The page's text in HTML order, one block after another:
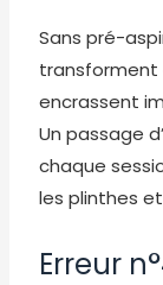
Sans pré-
transforment
encrassent
Un passage
chaque
les plinthes
Erreur